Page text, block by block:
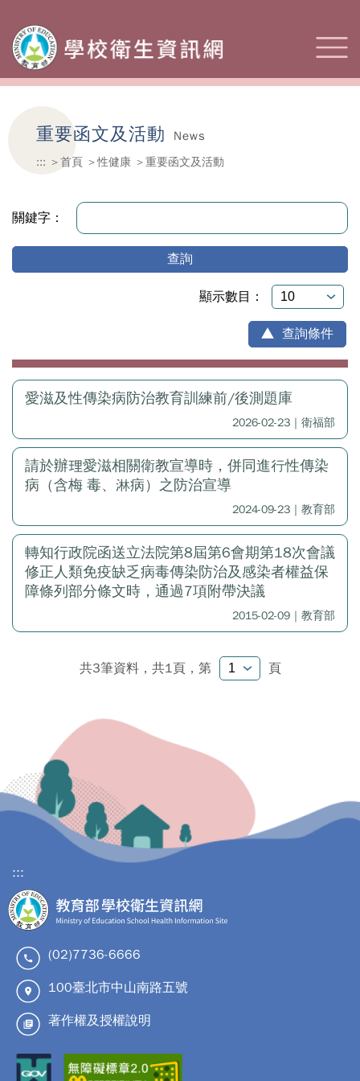
重要函文及活動
News
:::
首頁 性健康 重要函文及活動
關鍵字：
查詢
顯示數目：
查詢條件
愛滋及性傳染病防治教育訓練前/後測題庫
2026-02-23｜衛福部
請於辦理愛滋相關衛教宣導時，併同進行性傳染
病（含梅 毒、淋病）之防治宣導
2024-09-23｜教育部
轉知行政院函送立法院第8屆第6會期第18次會議
修正人類免疫缺乏病毒傳染防治及感染者權益保
障條列部分條文時，通過7項附帶決議
2015-02-09｜教育部
共3筆資料，共1頁， 第 頁
:::
(02)7736-6666
100臺北市中山南路五號
著作權及授權說明